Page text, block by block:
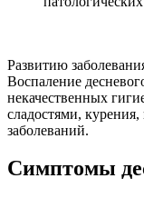
Развитию
Воспаление
некачественных
сладостями,
заболеваний.
Симптомы